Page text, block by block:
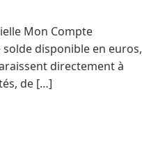
Mon Compte
solde disponible en euros,
directement à
de […]